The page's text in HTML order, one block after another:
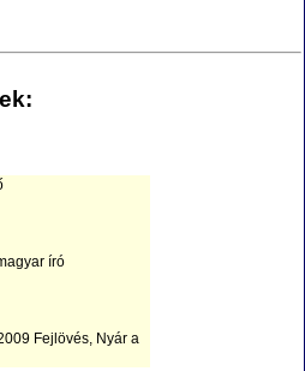
író
Fejlövés, Nyár a